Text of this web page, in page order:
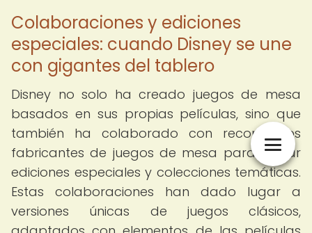
Colaboraciones y ediciones
especiales: cuando Disney se une
con gigantes del tablero
Disney no solo ha creado juegos de mesa
basados en sus propias películas, sino que
también ha colaborado con reconocidos
fabricantes de juegos de mesa para lanzar
ediciones especiales y colecciones temáticas.
Estas colaboraciones han dado lugar a
versiones únicas de juegos clásicos,